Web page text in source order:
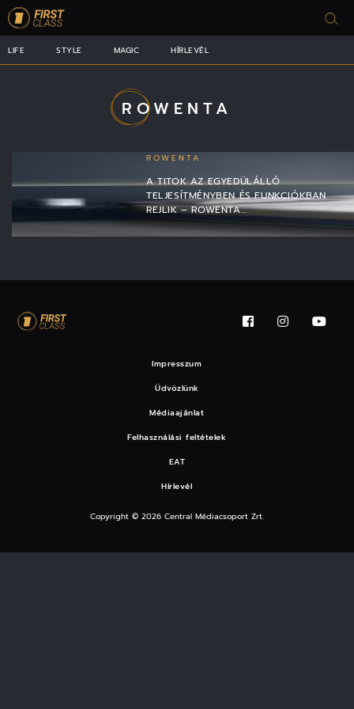
LIFE STYLE MAGIC HÍRLEVÉL
ROWENTA
ROWENTA
A TITOK AZ EGYEDÜLÁLLÓ
TELJESÍTMÉNYBEN ÉS FUNKCIÓKBAN
REJLIK – ROWENTA…
Impresszum
Üdvözlünk
Médiaajánlat
Felhasználási feltételek
EAT
Hírlevél
Copyright © 2026 Central Médiacsoport Zrt.